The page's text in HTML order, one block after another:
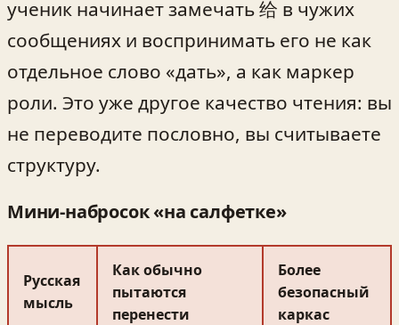
ученик начинает замечать 给 в чужих
сообщениях и воспринимать его не как
отдельное слово «дать», а как маркер
роли. Это уже другое качество чтения: вы
не переводите пословно, вы считываете
структуру.
Мини-набросок «на салфетке»
Русская
мысль
Как обычно
пытаются
перенести
Более
безопасный
каркас